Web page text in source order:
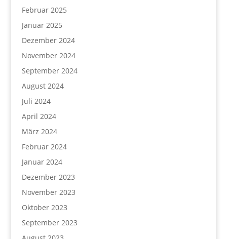
Februar 2025
Januar 2025
Dezember 2024
November 2024
September 2024
August 2024
Juli 2024
April 2024
März 2024
Februar 2024
Januar 2024
Dezember 2023
November 2023
Oktober 2023
September 2023